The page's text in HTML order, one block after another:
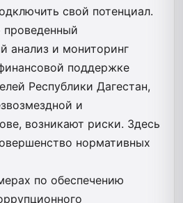
свой потенциал.
проведенный
анализ и мониторинг
поддержке
Республики Дагестан,
и
возникают риски. Здесь
нормативных
по обеспечению